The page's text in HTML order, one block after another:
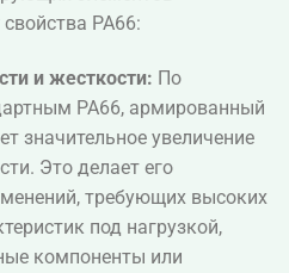
PA66:
и жесткости: По
PA66, армированный
значительное увеличение
Это делает его
требующих высоких
под нагрузкой,
компоненты или